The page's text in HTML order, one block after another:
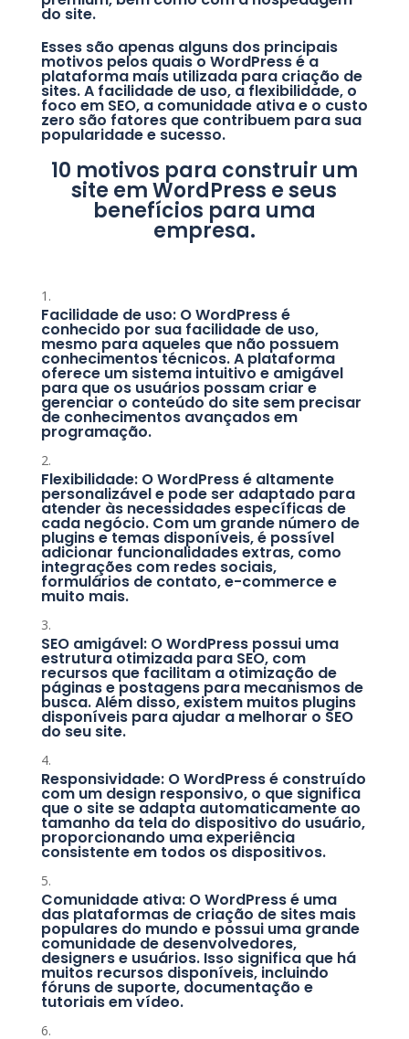
do site.
Esses são apenas alguns dos principais
motivos pelos quais o WordPress é a
plataforma mais utilizada para criação de
sites. A facilidade de uso, a flexibilidade, o
foco em SEO, a comunidade ativa e o custo
zero são fatores que contribuem para sua
popularidade e sucesso.
10 motivos para construir um
site em WordPress e seus
benefícios para uma
empresa.
Facilidade de uso: O WordPress é
conhecido por sua facilidade de uso,
mesmo para aqueles que não possuem
conhecimentos técnicos. A plataforma
oferece um sistema intuitivo e amigável
para que os usuários possam criar e
gerenciar o conteúdo do site sem precisar
de conhecimentos avançados em
programação.
Flexibilidade: O WordPress é altamente
personalizável e pode ser adaptado para
atender às necessidades específicas de
cada negócio. Com um grande número de
plugins e temas disponíveis, é possível
adicionar funcionalidades extras, como
integrações com redes sociais,
formulários de contato, e-commerce e
muito mais.
SEO amigável: O WordPress possui uma
estrutura otimizada para SEO, com
recursos que facilitam a otimização de
páginas e postagens para mecanismos de
busca. Além disso, existem muitos plugins
disponíveis para ajudar a melhorar o SEO
do seu site.
Responsividade: O WordPress é construído
com um design responsivo, o que significa
que o site se adapta automaticamente ao
tamanho da tela do dispositivo do usuário,
proporcionando uma experiência
consistente em todos os dispositivos.
Comunidade ativa: O WordPress é uma
das plataformas de criação de sites mais
populares do mundo e possui uma grande
comunidade de desenvolvedores,
designers e usuários. Isso significa que há
muitos recursos disponíveis, incluindo
fóruns de suporte, documentação e
tutoriais em vídeo.